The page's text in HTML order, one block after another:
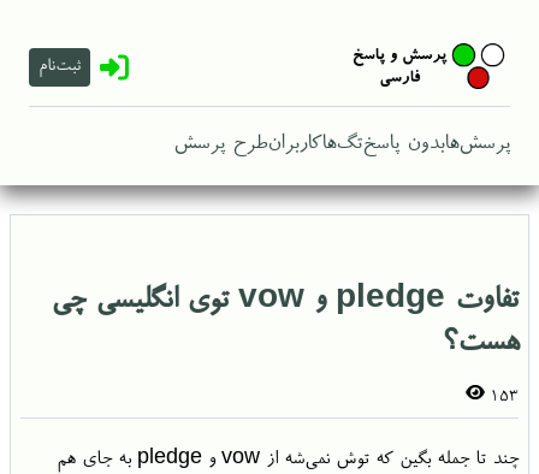
ثبت‌نام
پرسش‌هابدون پاسختگ‌هاکاربرانطرح پرسش
تفاوت pledge و vow توی انگلیسی چی
هست؟
153
چند تا جمله بگین که توش نمی‌شه از vow و pledge به جای هم